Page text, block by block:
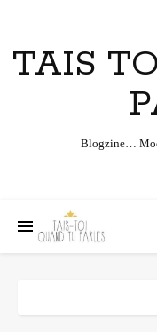
TAIS
Blogzine…